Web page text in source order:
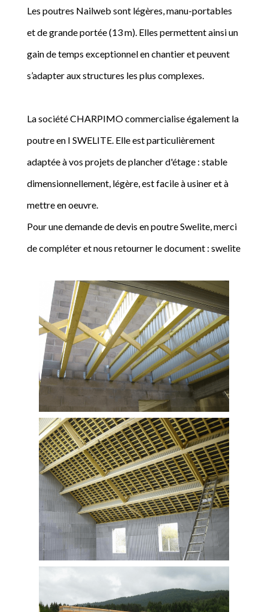
Les poutres Nailweb sont légères, manu-portables
et de grande portée (13 m). Elles permettent ainsi un
gain de temps exceptionnel en chantier et peuvent
s’adapter aux structures les plus complexes.
La société CHARPIMO commercialise également la
poutre en I SWELITE. Elle est particulièrement
adaptée à vos projets de plancher d'étage : stable
dimensionnellement, légère, est facile à usiner et à
mettre en oeuvre.
Pour une demande de devis en poutre Swelite, merci
de compléter et nous retourner le document : swelite